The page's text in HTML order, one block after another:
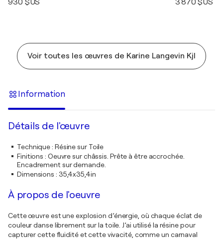
930 $US 3 870 $US
Voir toutes les œuvres de Karine Langevin Kjl
Information
Détails de l'œuvre
Technique: Résine sur Toile
Finitions : Oeuvre sur châssis. Prête à être accrochée.
Encadrement sur demande.
Dimensions : 35,4x35,4in
À propos de l'oeuvre
Cette œuvre est une explosion d’énergie, où chaque éclat de
couleur danse librement sur la toile. J’ai utilisé la résine pour
capturer cette fluidité et cette vivacité, comme un carnaval